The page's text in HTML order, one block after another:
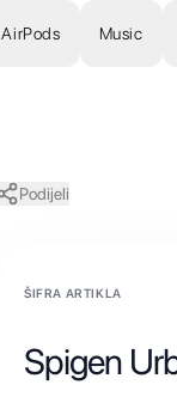
AirPods Music
Podijeli
ŠIFRA ARTIKLA
Spigen